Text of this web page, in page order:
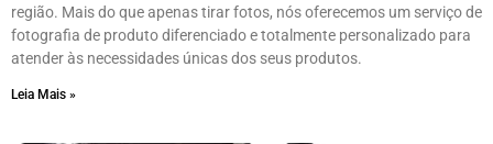
região. Mais do que apenas tirar fotos, nós oferecemos um serviço de
fotografia de produto diferenciado e totalmente personalizado para
atender às necessidades únicas dos seus produtos.
Leia Mais »